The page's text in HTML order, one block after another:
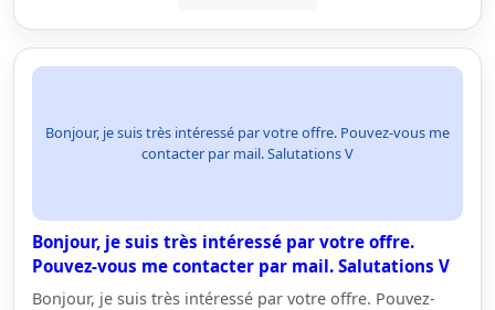
Bonjour, je suis très intéressé par votre offre. Pouvez-vous me
contacter par mail. Salutations V
Bonjour, je suis très intéressé par votre offre.
Pouvez-vous me contacter par mail. Salutations V
Bonjour, je suis très intéressé par votre offre. Pouvez-